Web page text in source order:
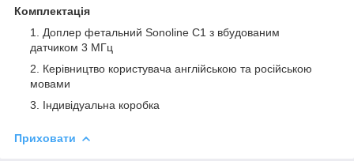
Комплектація
Доплер фетальний Sonoline C1 з вбудованим
датчиком 3 МГц
Керівництво користувача англійською та російською
мовами
Індивідуальна коробка
Приховати